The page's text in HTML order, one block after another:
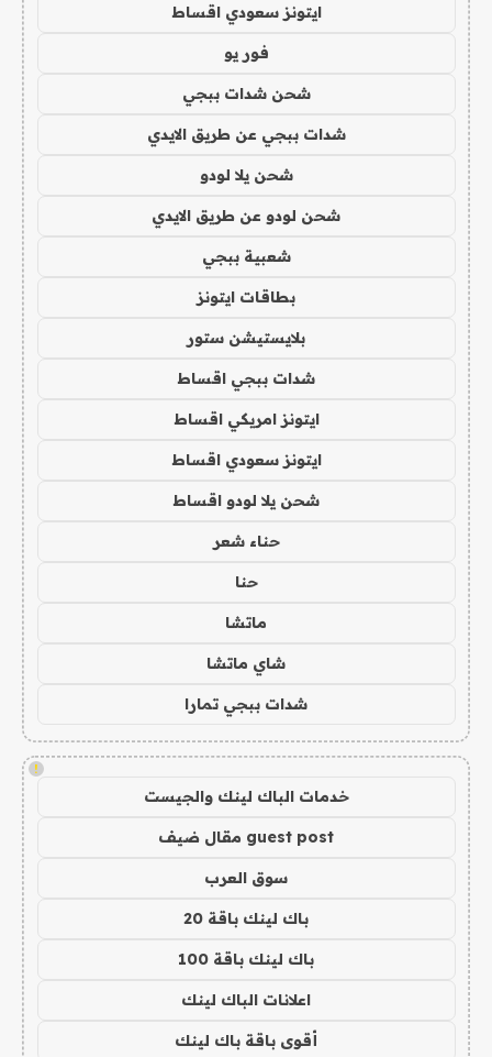
ايتونز سعودي اقساط
فور يو
شحن شدات ببجي
شدات ببجي عن طريق الايدي
شحن يلا لودو
شحن لودو عن طريق الايدي
شعبية ببجي
بطاقات ايتونز
بلايستيشن ستور
شدات ببجي اقساط
ايتونز امريكي اقساط
ايتونز سعودي اقساط
شحن يلا لودو اقساط
حناء شعر
حنا
ماتشا
شاي ماتشا
شدات ببجي تمارا
!
خدمات الباك لينك والجيست
guest post مقال ضيف
سوق العرب
باك لينك باقة 20
باك لينك باقة 100
اعلانات الباك لينك
أقوى باقة باك لينك